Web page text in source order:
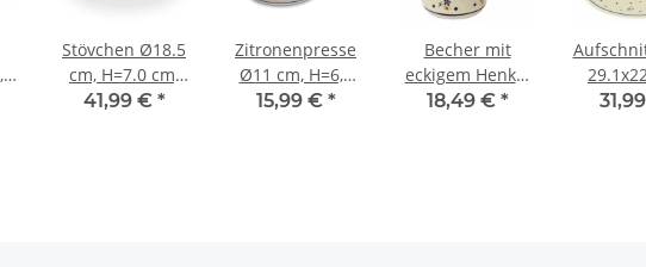
Stövchen Ø18.5
cm, H=7.0 cm,
Dekor 111
41,99 € *
Zitronenpresse
Ø11 cm, H=6,0
cm Dekor 111
15,99 € *
Becher mit
eckigem Henkel
Ø8,0 cm, H =
18,49 € *
H=2,8